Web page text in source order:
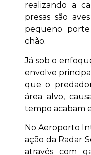
realizando a
presas são
pequeno
chão.
Já sob o
envolve
que o
área alvo,
tempo acabam
No Aeroporto
ação da Radar
através com